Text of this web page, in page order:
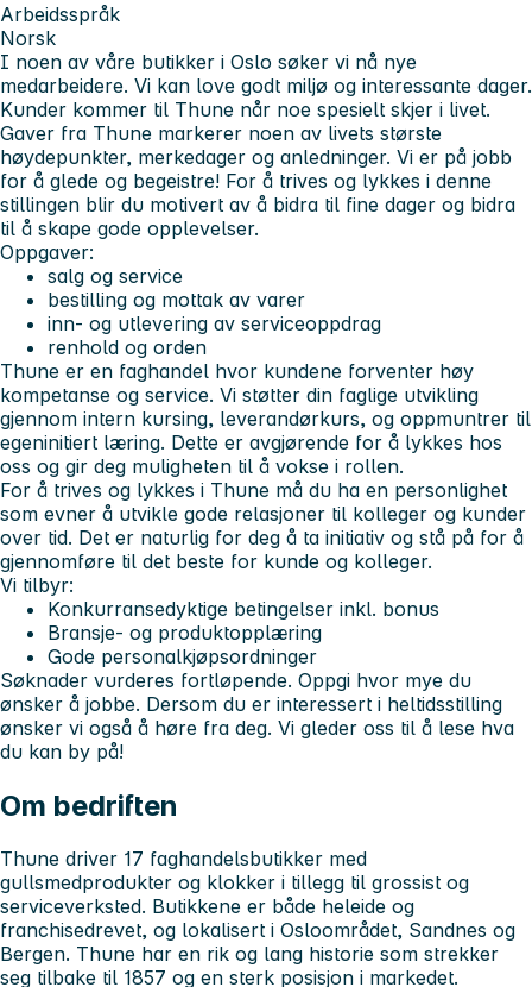
Arbeidsspråk
Norsk
I noen av våre butikker i Oslo søker vi nå nye
medarbeidere. Vi kan love godt miljø og interessante dager.
Kunder kommer til Thune når noe spesielt skjer i livet.
Gaver fra Thune markerer noen av livets største
høydepunkter, merkedager og anledninger. Vi er på jobb
for å glede og begeistre! For å trives og lykkes i denne
stillingen blir du motivert av å bidra til fine dager og bidra
til å skape gode opplevelser.
Oppgaver:
salg og service
bestilling og mottak av varer
inn- og utlevering av serviceoppdrag
renhold og orden
Thune er en faghandel hvor kundene forventer høy
kompetanse og service. Vi støtter din faglige utvikling
gjennom intern kursing, leverandørkurs, og oppmuntrer til
egeninitiert læring. Dette er avgjørende for å lykkes hos
oss og gir deg muligheten til å vokse i rollen.
For å trives og lykkes i Thune må du ha en personlighet
som evner å utvikle gode relasjoner til kolleger og kunder
over tid. Det er naturlig for deg å ta initiativ og stå på for å
gjennomføre til det beste for kunde og kolleger.
Vi tilbyr:
Konkurransedyktige betingelser inkl. bonus
Bransje- og produktopplæring
Gode personalkjøpsordninger
Søknader vurderes fortløpende. Oppgi hvor mye du
ønsker å jobbe. Dersom du er interessert i heltidsstilling
ønsker vi også å høre fra deg. Vi gleder oss til å lese hva
du kan by på!
Om bedriften
Thune driver 17 faghandelsbutikker med
gullsmedprodukter og klokker i tillegg til grossist og
serviceverksted. Butikkene er både heleide og
franchisedrevet, og lokalisert i Osloområdet, Sandnes og
Bergen. Thune har en rik og lang historie som strekker
seg tilbake til 1857 og en sterk posisjon i markedet.